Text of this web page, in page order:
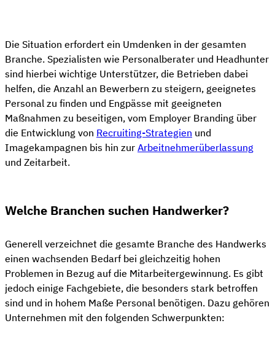
Die Situation erfordert ein Umdenken in der gesamten
Branche. Spezialisten wie Personalberater und Headhunter
sind hierbei wichtige Unterstützer, die Betrieben dabei
helfen, die Anzahl an Bewerbern zu steigern, geeignetes
Personal zu finden und Engpässe mit geeigneten
Maßnahmen zu beseitigen, vom Employer Branding über
die Entwicklung von Recruiting-Strategien und
Imagekampagnen bis hin zur Arbeitnehmerüberlassung
und Zeitarbeit.
Welche Branchen suchen Handwerker?
Generell verzeichnet die gesamte Branche des Handwerks
einen wachsenden Bedarf bei gleichzeitig hohen
Problemen in Bezug auf die Mitarbeitergewinnung. Es gibt
jedoch einige Fachgebiete, die besonders stark betroffen
sind und in hohem Maße Personal benötigen. Dazu gehören
Unternehmen mit den folgenden Schwerpunkten: